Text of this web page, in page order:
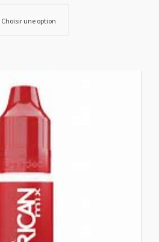
Choisir une option